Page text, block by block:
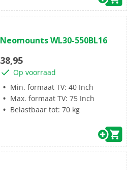
van
5
sterren.
Neomounts WL30-550BL16
38,95
Op voorraad
Min. formaat TV: 40 Inch
Max. formaat TV: 75 Inch
Belastbaar tot: 70 kg